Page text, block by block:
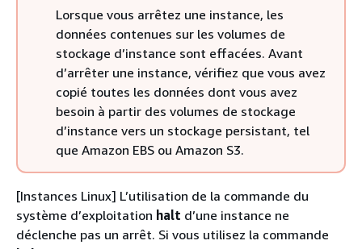
Lorsque vous arrêtez une instance, les
données contenues sur les volumes de
stockage d’instance sont effacées. Avant
d’arrêter une instance, vérifiez que vous avez
copié toutes les données dont vous avez
besoin à partir des volumes de stockage
d’instance vers un stockage persistant, tel
que Amazon EBS ou Amazon S3.
[Instances Linux] L’utilisation de la commande du
système d’exploitation halt d’une instance ne
déclenche pas un arrêt. Si vous utilisez la commande